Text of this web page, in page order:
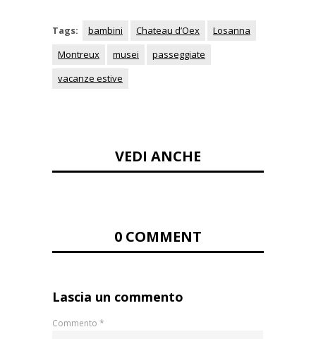
Tags: bambini Chateau d’Oex
Losanna
Montreux
musei
passeggiate
vacanze estive
VEDI ANCHE
0 COMMENT
Lascia un commento
Commento *